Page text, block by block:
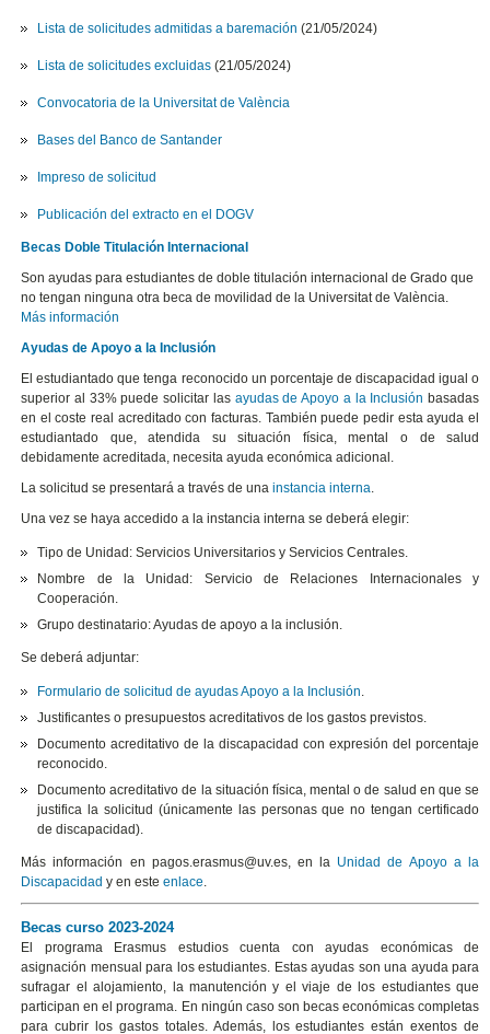
Lista de solicitudes admitidas a baremación (21/05/2024)
Lista de solicitudes excluidas (21/05/2024)
Convocatoria de la Universitat de València
Bases del Banco de Santander
Impreso de solicitud
Publicación del extracto en el DOGV
Becas Doble Titulación Internacional
Son ayudas para estudiantes de doble titulación internacional de Grado que
no tengan ninguna otra beca de movilidad de la Universitat de València.
Más información
Ayudas de Apoyo a la Inclusión
El estudiantado que tenga reconocido un porcentaje de discapacidad igual o
superior al 33% puede solicitar las ayudas de Apoyo a la Inclusión basadas
en el coste real acreditado con facturas. También puede pedir esta ayuda el
estudiantado que, atendida su situación física, mental o de salud
debidamente acreditada, necesita ayuda económica adicional.
La solicitud se presentará a través de unainstancia interna.
Una vez se haya accedido a la instancia interna se deberá elegir:
Tipo de Unidad: Servicios Universitarios y Servicios Centrales.
Nombre de la Unidad: Servicio de Relaciones Internacionales y
Cooperación.
Grupo destinatario: Ayudas de apoyo a la inclusión.
Se deberá adjuntar:
Formulario de solicitud de ayudas Apoyo a la Inclusión
Justificantes o presupuestos acreditativos de los gastos previstos.
Documento acreditativo de la discapacidad con expresión del porcentaje
reconocido.
Documento acreditativo de la situación física, mental o de salud en que se
justifica la solicitud (únicamente las personas que no tengan certificado
de discapacidad).
Más información en pagos.erasmus@uv.es, en la Unidad de Apoyo a la
Discapacidad y en esteenlace
Becas curso 2023-2024
El programa Erasmus estudios cuenta con ayudas económicas de
asignación mensual para los estudiantes. Estas ayudas son una ayuda para
sufragar el alojamiento, la manutención y el viaje de los estudiantes que
participan en el programa. En ningún caso son becas económicas completas
para cubrir los gastos totales. Además, los estudiantes están exentos de